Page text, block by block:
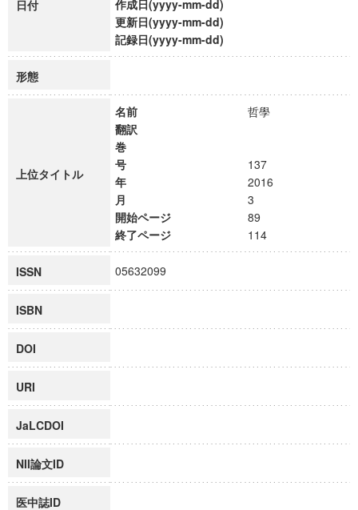
日付
作成日(yyyy-mm-dd)
更新日(yyyy-mm-dd)
記録日(yyyy-mm-dd)
形態
上位タイトル
名前
哲學
翻訳
巻
号
137
年
2016
月
3
開始ページ
89
終了ページ
114
ISSN 05632099
ISBN
DOI
URI
JaLCDOI
NII論文ID
医中誌ID